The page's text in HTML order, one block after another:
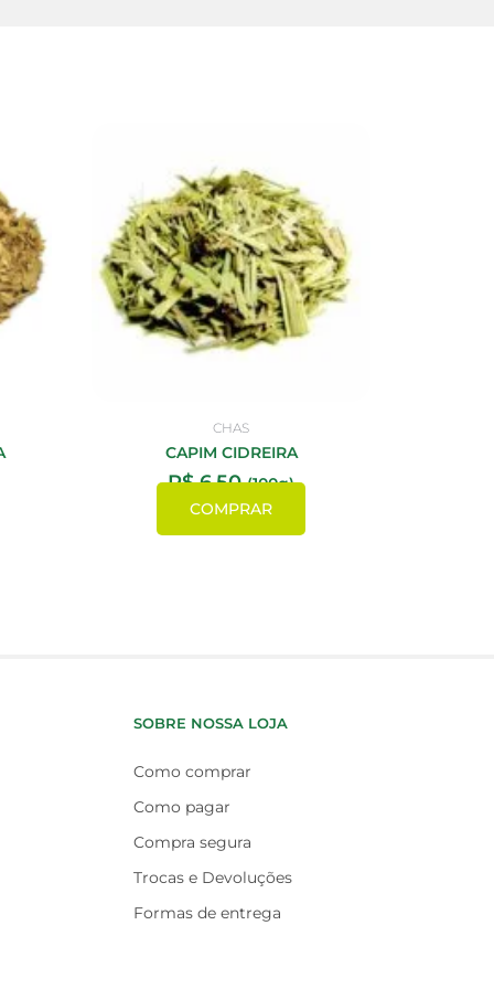
CHAS
CAPIM CIDREIRA
R$6,50 (100g)
COMPRAR
SOBRE NOSSA LOJA
Como comprar
Como pagar
Compra segura
Trocas e Devoluções
Formas de entrega